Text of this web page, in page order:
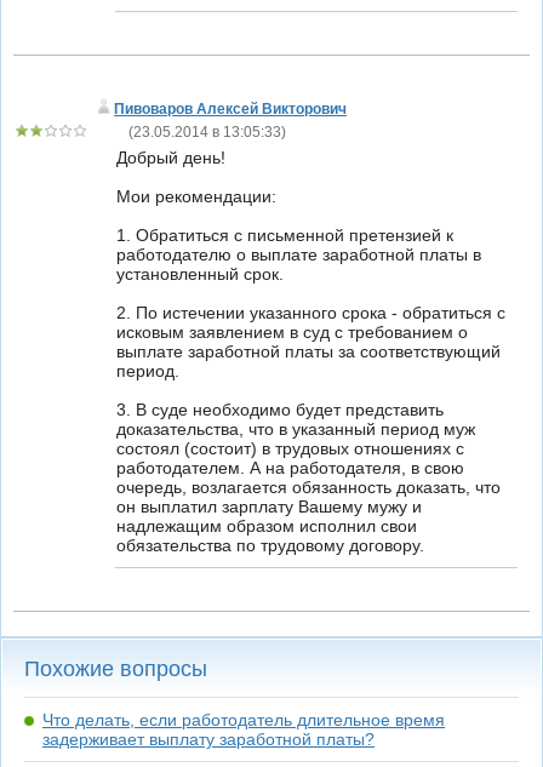
Пивоваров Алексей Викторович
(23.05.2014 в 13:05:33)
Добрый день!
Мои рекомендации:
1. Обратиться с письменной претензией к
работодателю о выплате заработной платы в
установленный срок.
2. По истечении указанного срока - обратиться с
исковым заявлением в суд с требованием о
выплате заработной платы за соответствующий
период.
3. В суде необходимо будет представить
доказательства, что в указанный период муж
состоял (состоит) в трудовых отношениях с
работодателем. А на работодателя, в свою
очередь, возлагается обязанность доказать, что
он выплатил зарплату Вашему мужу и
надлежащим образом исполнил свои
обязательства по трудовому договору.
Похожие вопросы
Что делать, если работодатель длительное время
задерживает выплату заработной платы?